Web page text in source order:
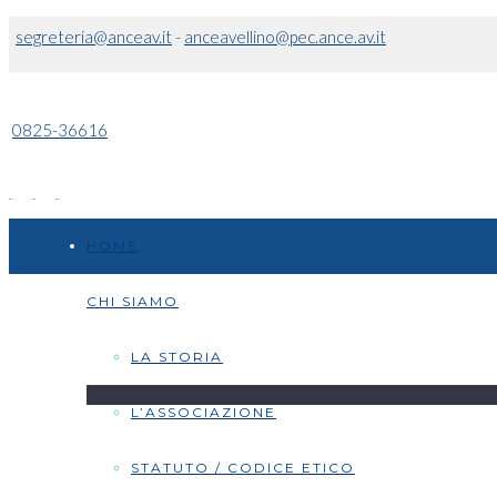
segreteria@anceav.it- anceavellino@pec.ance.av.it
0825-36616
CHI SIAMO
LA STORIA
L’ASSOCIAZIONE
STATUTO / CODICE ETICO